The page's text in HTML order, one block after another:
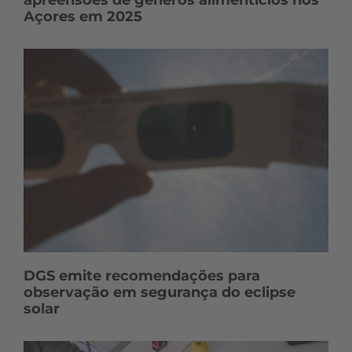
Açores em 2025
DGS emite recomendações para
observação em segurança do eclipse
solar